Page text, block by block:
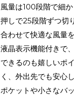
風量は100段階で細
押しで25段階ずつ切
合わせて快適な風量
液晶表示機能付きで
できるのも嬉しいポ
く、外出先でも安心
ポケットや小さなバ